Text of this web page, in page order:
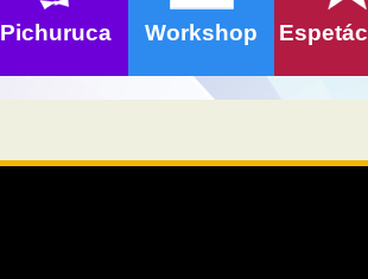
Pichuruca Workshop